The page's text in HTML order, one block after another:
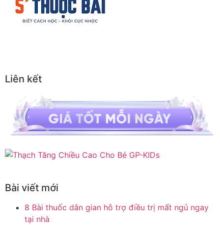
Liên kết
Bài viết mới
8 Bài thuốc dân gian hỗ trợ điều trị mất ngủ ngay
tại nhà